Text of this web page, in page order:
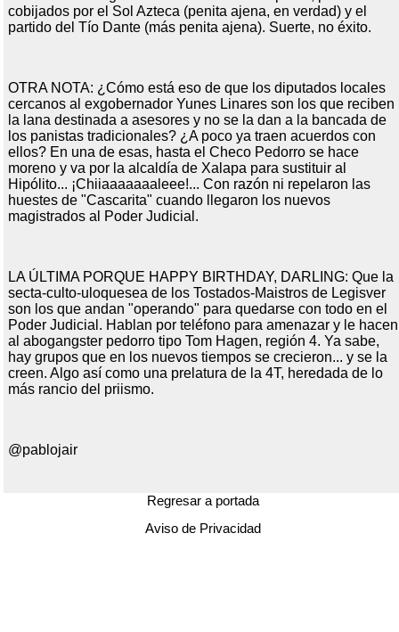
cobijados por el Sol Azteca (penita ajena, en verdad) y el
partido del Tío Dante (más penita ajena). Suerte, no éxito.
OTRA NOTA: ¿Cómo está eso de que los diputados locales
cercanos al exgobernador Yunes Linares son los que reciben
la lana destinada a asesores y no se la dan a la bancada de
los panistas tradicionales? ¿A poco ya traen acuerdos con
ellos? En una de esas, hasta el Checo Pedorro se hace
moreno y va por la alcaldía de Xalapa para sustituir al
Hipólito... ¡Chiiaaaaaaaleee!... Con razón ni repelaron las
huestes de "Cascarita" cuando llegaron los nuevos
magistrados al Poder Judicial.
LA ÚLTIMA PORQUE HAPPY BIRTHDAY, DARLING: Que la
secta-culto-uloquesea de los Tostados-Maistros de Legisver
son los que andan "operando" para quedarse con todo en el
Poder Judicial. Hablan por teléfono para amenazar y le hacen
al abogangster pedorro tipo Tom Hagen, región 4. Ya sabe,
hay grupos que en los nuevos tiempos se crecieron... y se la
creen. Algo así como una prelatura de la 4T, heredada de lo
más rancio del priismo.
@pablojair
Regresar a portada
Aviso de Privacidad